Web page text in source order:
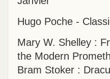
Hugo Poche -
Mary W. Shelley :
the Modern
Bram Stoker :